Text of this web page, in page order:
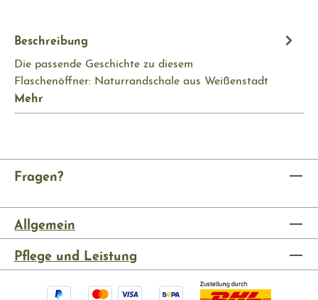
Beschreibung
Die passende Geschichte zu diesem
Flaschenöffner: Naturrandschale aus Weißenstadt
Mehr
Fragen?
Allgemein
Pflege und Leistung